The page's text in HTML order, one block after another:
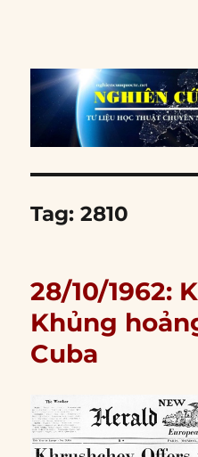
Tag:2810
28/10/1962:
Khủng
Cuba